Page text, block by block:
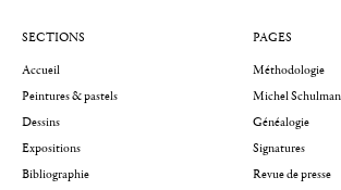
SECTIONS
Accueil
Peintures & pastels
Dessins
Expositions
Bibliographie
PAGES
Méthodologie
Michel Schulman
Généalogie
Signatures
Revue de presse